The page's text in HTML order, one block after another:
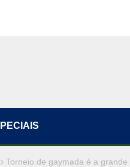
Torneio de gaymada é a